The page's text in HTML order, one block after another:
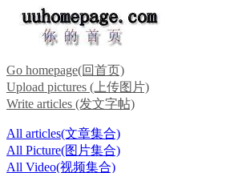
Go homepage(回首页)
Upload pictures (上传图片)
Write articles (发文字帖)
All articles(文章集合)
All Picture(图片集合)
All Video(视频集合)